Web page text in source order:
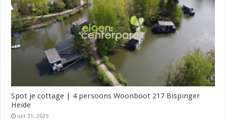
Spot je cottage | 4 persoons Woonboot 217 Bispinger
Heide
okt 31, 2025